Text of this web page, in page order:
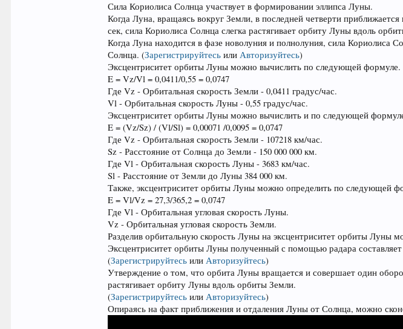
Сила Кориолиса Солнца участвует в формировании эллипса Луны.
Когда Луна, вращаясь вокруг Земли, в последней четверти
сек, сила Кориолиса Солнца слегка растягивает орбиту Луны вдоль
Когда Луна находится в фазе новолуния и полнолуния, сила Кориолиса
Солнца.(Зарегистрируйтесь илиАвторизуйтесь)
Эксцентриситет орбиты Луны можно вычислить по следующей формуле.
E = Vz/Vl = 0,0411/0,55 = 0,0747
Где Vz - Орбитальная скорость Земли - 0,0411 градус/час.
Vl - Орбитальная скорость Луны - 0,55 градус/час.
Эксцентриситет орбиты Луны можно вычислить и по следующей
E = (Vz/Sz) / (Vl/Sl) = 0,00071 /0,0095 = 0,0747
Где Vz - Орбитальная скорость Земли - 107218 км/час.
Sz - Расстояние от Солнца до Земли - 150 000 000 км.
Где Vl - Орбитальная скорость Луны - 3683 км/час.
Sl - Расстояние от Земли до Луны 384 000 км.
Также, эксцентриситет орбиты Луны можно определить по следующей
E = Vl/Vz = 27,3/365,2 = 0,0747
Где Vl - Орбитальная угловая скорость Луны.
Vz - Орбитальная угловая скорость Земли.
Разделив орбитальную скорость Луны на эксцентриситет орбиты Луны
Эксцентриситет орбиты Луны полученный с помощью радара составляет
(Зарегистрируйтесь илиАвторизуйтесь)
Утверждение о том, что орбита Луны вращается и совершает один
растягивает орбиту Луны вдоль орбиты Земли.
(Зарегистрируйтесь илиАвторизуйтесь)
Опираясь на факт приближения и отдаления Луны от Солнца, можно